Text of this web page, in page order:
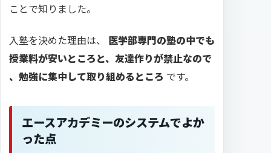
ことで知りました。
入塾を決めた理由は、 医学部専門の塾の中でも
授業料が安いところと、友達作りが禁止なので
、勉強に集中して取り組めるところ です。
エースアカデミーのシステムでよか
った点